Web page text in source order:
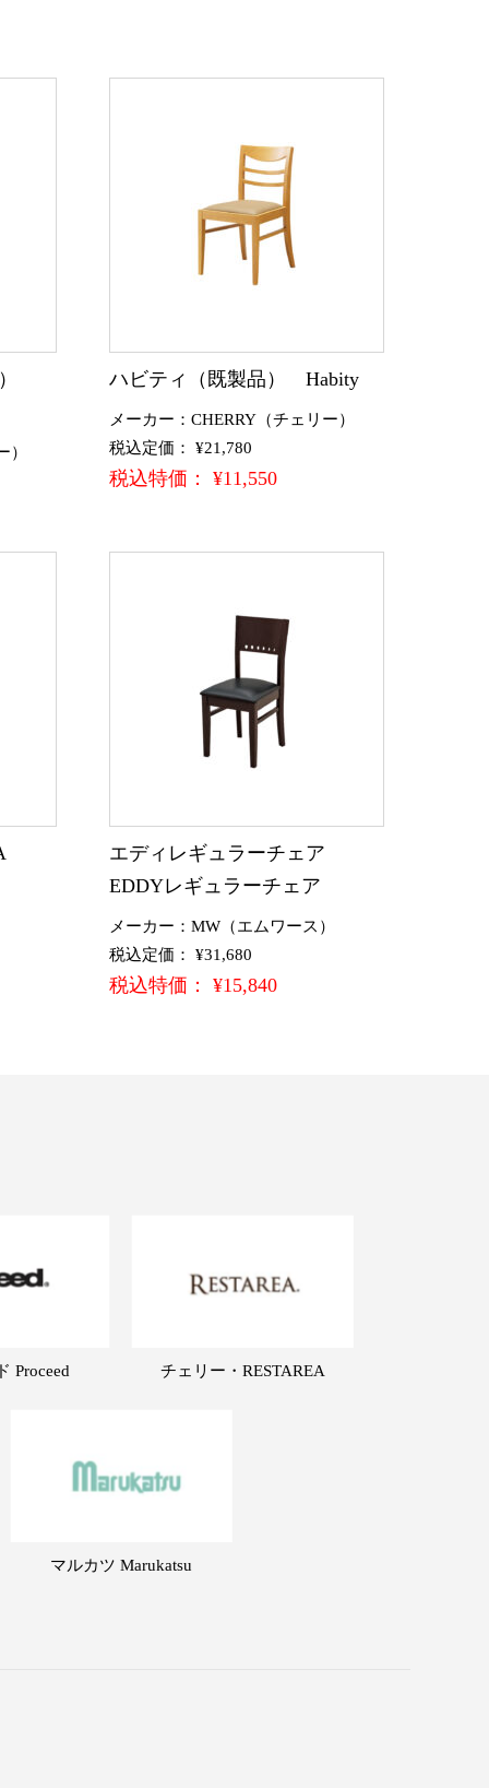
）
）
ハビティ（既製品） Habity
メーカー：CHERRY（チェリー）
税込定価： ¥21,780
税込特価： ¥11,550
エディレギュラーチェア
EDDYレギュラーチェア
メーカー：MW（エムワース）
税込定価： ¥31,680
税込特価： ¥15,840
Proceed チェリー・RESTAREA
マルカツ Marukatsu